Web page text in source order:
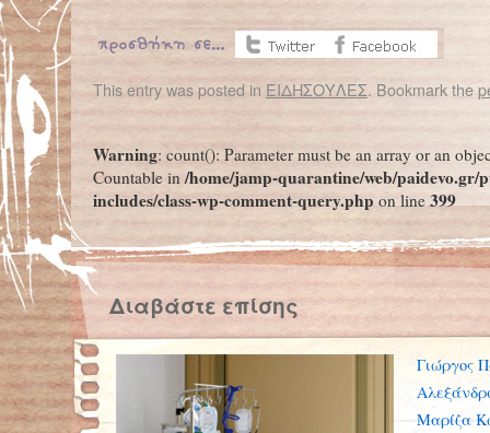
This entry was posted in ΕΙΔΗΣΟΥΛΕΣ. Bookmark the
Warning: count(): Parameter must be an array or an
Countable in/home/jamp-quarantine/web/paidevo.gr/
includes/class-wp-comment-query.phpon line399
Διαβάστε επίσης
Γιώργος
Μαρίζα